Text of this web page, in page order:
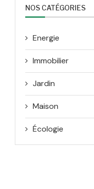
NOS CATÉGORIES
Energie
Immobilier
Jardin
Maison
Écologie